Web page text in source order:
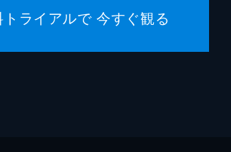
トライアルで 今すぐ観る